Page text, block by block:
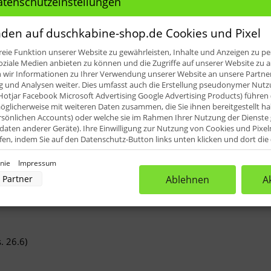
Artikel-Nr.:
Fragen zum
HSK Shower-Set - RS 500
26.6)
auf duschkabine-shop.de Cookies und Pixel
Funktion unserer Website zu gewährleisten, Inhalte und Anzeigen zu
Medien anbieten zu können und die Zugriffe auf unserer Website zu
wir Informationen zu Ihrer Verwendung unserer Website an unsere
und Analysen weiter. Dies umfasst auch die Erstellung pseudonymer
Facebook Microsoft Advertising Google Advertising Products) führen
mit weiteren Daten zusammen, die Sie ihnen bereitgestellt
Accounts) oder welche sie im Rahmen Ihrer Nutzung der
anderer Geräte). Ihre Einwilligung zur Nutzung von Cookies und
indem Sie auf den Datenschutz-Button links unten klicken und dort
durch unsere Partner:
Daten zur Auswahl von Werbeanzeigen
für personalisierte Werbung
Profilen zur Auswahl personalisierter Werbung
zur Personalisierung von Inhalten
Impressum
Partner Ablehnen